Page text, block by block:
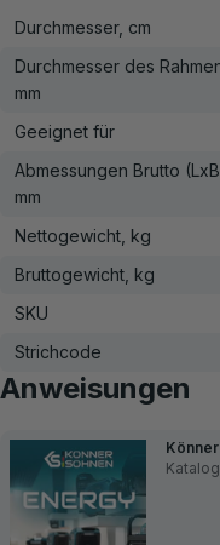
Durchmesser, cm
Durchmesser des
mm
Geeignet für
Abmessungen Brutto
mm
Nettogewicht, kg
Bruttogewicht, kg
SKU
Strichcode
Anweisungen